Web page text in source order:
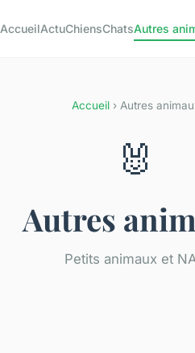
AccueilActuChiensChatsAutres
Accueil› Autres
🐰
Autres
Petits animaux et